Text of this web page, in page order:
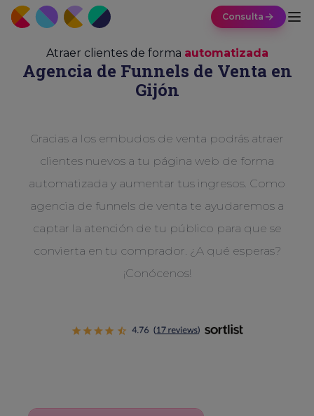
Consulta
Atraer clientes de forma automatizada
Agencia de Funnels de Venta en
Gijón
Gracias a los embudos de venta podrás atraer
clientes nuevos a tu página web de forma
automatizada y aumentar tus ingresos. Como
agencia de funnels de venta te ayudaremos a
captar la atención de tu público para que se
convierta en tu comprador. ¿A qué esperas?
¡Conócenos!